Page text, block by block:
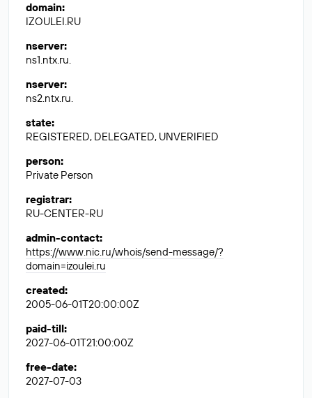
domain:
IZOULEI.RU
nserver:
ns1.ntx.ru.
nserver:
ns2.ntx.ru.
state:
REGISTERED, DELEGATED, UNVERIFIED
person:
Private Person
registrar:
RU-CENTER-RU
admin-contact:
https://www.nic.ru/whois/send-message/?
domain=izoulei.ru
created:
2005-06-01T20:00:00Z
paid-till:
2027-06-01T21:00:00Z
free-date:
2027-07-03